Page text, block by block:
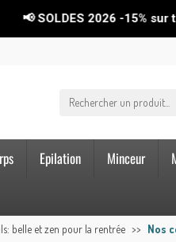
2026-15%sur tout le site !
Epilation Minceur
belle et zen pour la rentrée Nos